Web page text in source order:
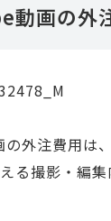
動画の外
外注費用は
る撮影・編